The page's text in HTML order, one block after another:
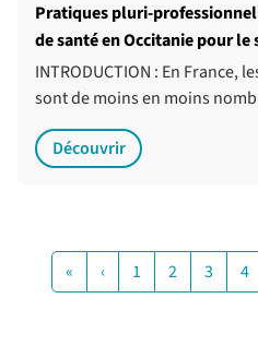
Pratiques pluri-
de santé en Occitanie pour
INTRODUCTION : En France,
sont de moins en moins
Découvrir
« ‹ 1 2 3 4